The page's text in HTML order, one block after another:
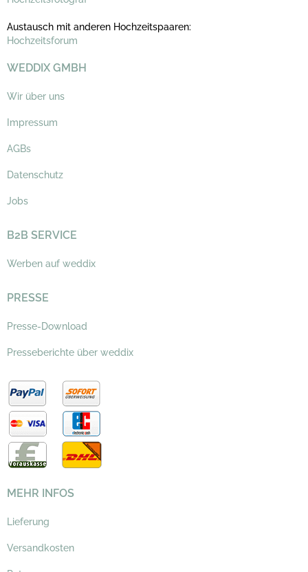
Austausch mit anderen Hochzeitspaaren:
Hochzeitsforum
WEDDIX GMBH
Wir über uns
Impressum
AGBs
Datenschutz
Jobs
B2B SERVICE
Werben auf weddix
PRESSE
Presse-Download
Presseberichte über weddix
MEHR INFOS
Lieferung
Versandkosten